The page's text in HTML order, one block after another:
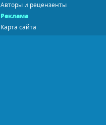
Авторы и рецензенты
Реклама
Карта сайта